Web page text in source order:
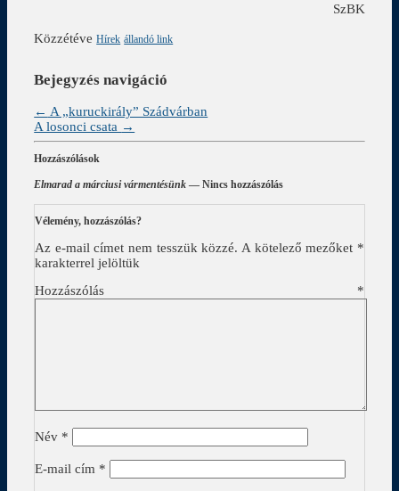
SzBK
Közzétéve Hírek állandó link
Bejegyzés navigáció
← A „kuruckirály” Szádvárban
A losonci csata →
Hozzászólások
Elmarad a márciusi vármentésünk — Nincs hozzászólás
Vélemény, hozzászólás?
Az e-mail címet nem tesszük közzé. A kötelező mezőket *
karakterrel jelöltük
Hozzászólás *
Név *
E-mail cím *